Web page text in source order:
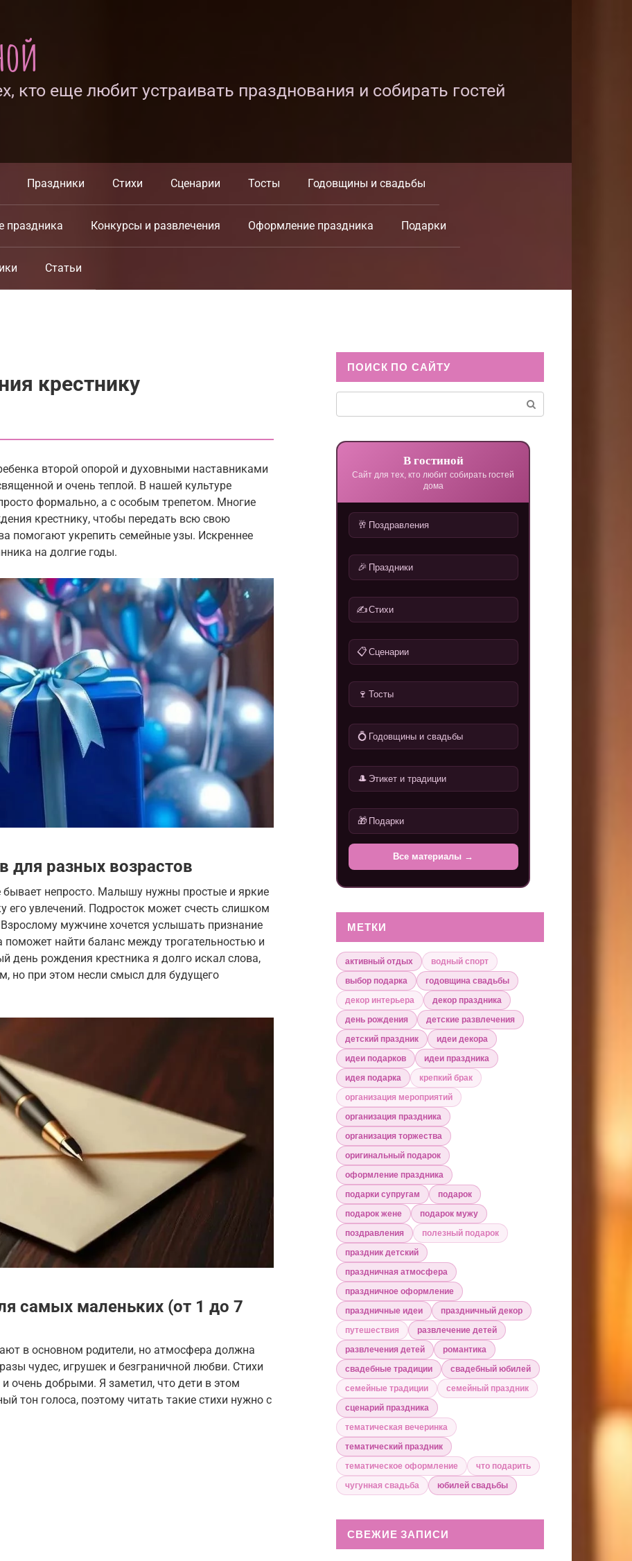
кто еще любит устраивать празднования и собирать гостей
Праздники Стихи Сценарии Тосты Годовщины и свадьбы
праздника Конкурсы и развлечения Оформление праздника Подарки
Статьи
крестнику
второй опорой и духовными наставниками
и очень теплой. В нашей культуре
формально, а с особым трепетом. Многие
крестнику, чтобы передать всю свою
помогают укрепить семейные узы. Искреннее
на долгие годы.
для разных возрастов
бывает непросто. Малышу нужны простые и яркие
увлечений. Подросток может счесть слишком
мужчине хочется услышать признание
поможет найти баланс между трогательностью и
день рождения крестника я долго искал слова,
но при этом несли смысл для будущего
самых маленьких (от 1 до 7
в основном родители, но атмосфера должна
чудес, игрушек и безграничной любви. Стихи
добрыми. Я заметил, что дети в этом
тон голоса, поэтому читать такие стихи нужно с
ПОИСК ПО САЙТУ
В гостиной
Сайт для тех, кто любит собирать гостей
дома
🥂 Поздравления
🎉 Праздники
✍️Стихи
📋 Сценарии
🍷 Тосты
💍 Годовщины и свадьбы
🎩 Этикет и традиции
🎁 Подарки
Все материалы →
МЕТКИ
активный отдых
водный спорт
выбор подарка
годовщина свадьбы
декор интерьера
декор праздника
день рождения
детские развлечения
детский праздник
идеи декора
идеи подарков
идеи праздника
идея подарка
крепкий брак
организация мероприятий
организация праздника
организация торжества
оригинальный подарок
оформление праздника
подарки супругам
подарок
подарок жене
подарок мужу
поздравления
полезный подарок
праздник детский
праздничная атмосфера
праздничное оформление
праздничные идеи
праздничный декор
путешествия
развлечение детей
развлечения детей
романтика
свадебные традиции
свадебный юбилей
семейные традиции
семейный праздник
сценарий праздника
тематическая вечеринка
тематический праздник
тематическое оформление
что подарить
чугунная свадьба
юбилей свадьбы
СВЕЖИЕ ЗАПИСИ